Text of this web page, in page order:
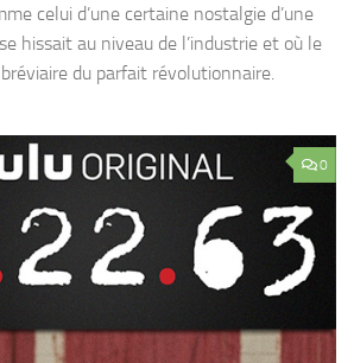
celui d’une certaine nostalgie d’une
hissait au niveau de l’industrie et où le
du parfait révolutionnaire.
0